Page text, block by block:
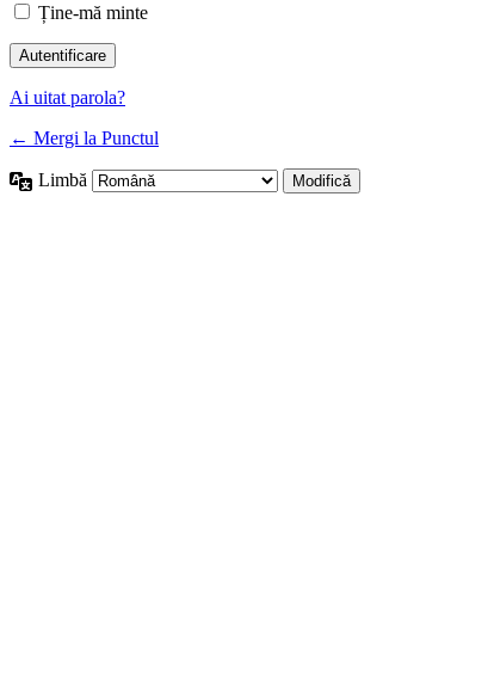
Ține-mă minte
Ai uitat parola?
← Mergi la Punctul
Limbă